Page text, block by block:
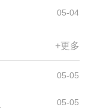
05-04
+更多
05-05
05-05